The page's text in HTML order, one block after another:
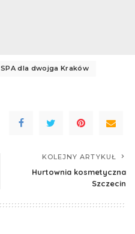
SPA dla dwojga Kraków
KOLEJNY ARTYKUŁ
Hurtownia kosmetyczna
Szczecin